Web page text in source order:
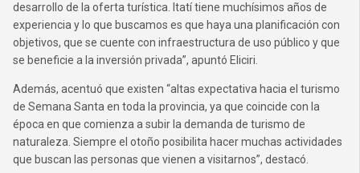
desarrollo de la oferta turística. Itatí tiene muchísimos años de
experiencia y lo que buscamos es que haya una planificación con
objetivos, que se cuente con infraestructura de uso público y que
se beneficie a la inversión privada”, apuntó Eliciri.
Además, acentuó que existen “altas expectativa hacia el turismo
de Semana Santa en toda la provincia, ya que coincide con la
época en que comienza a subir la demanda de turismo de
naturaleza. Siempre el otoño posibilita hacer muchas actividades
que buscan las personas que vienen a visitarnos”, destacó.